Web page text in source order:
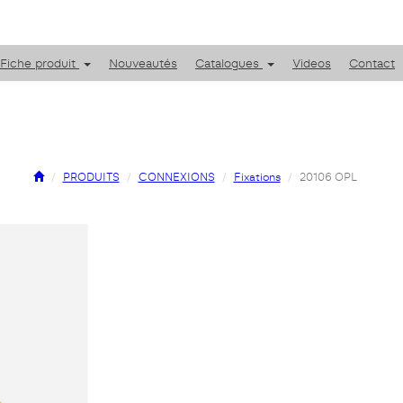
Fiche produit Nouveautés Catalogues Videos Contact
PRODUITS CONNEXIONS Fixations 20106 OPL